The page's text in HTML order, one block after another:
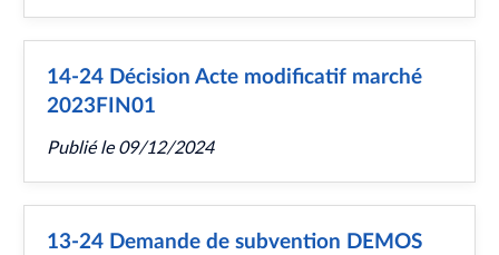
14-24 Décision Acte modificatif marché
2023FIN01
Publié le09/12/2024
13-24 Demande de subvention DEMOS